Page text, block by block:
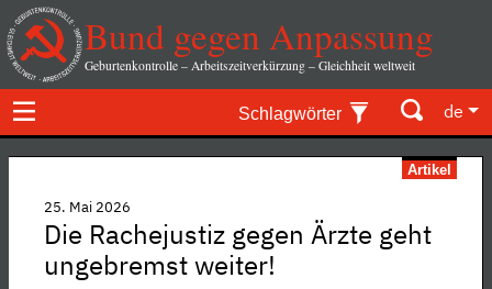
Bund gegen Anpassung
Geburtenkontrolle – Arbeitszeitverkürzung – Gleichheit weltweit
Schlagwörter de
Artikel
25. Mai 2026
Die Rachejustiz gegen Ärzte geht
ungebremst weiter!